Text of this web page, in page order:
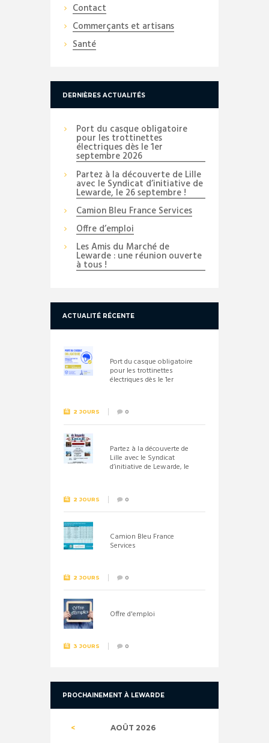
Contact
Commerçants et artisans
Santé
DERNIÈRES ACTUALITÉS
Port du casque obligatoire
pour les trottinettes
électriques dès le 1er
septembre 2026
Partez à la découverte de Lille
avec le Syndicat d’initiative de
Lewarde, le 26 septembre !
Camion Bleu France Services
Offre d’emploi
Les Amis du Marché de
Lewarde : une réunion ouverte
à tous !
ACTUALITÉ RÉCENTE
Port du casque obligatoire
pour les trottinettes
électriques dès le 1er
2 JOURS 0
Partez à la découverte de
Lille avec le Syndicat
d’initiative de Lewarde, le
2 JOURS 0
Camion Bleu France
Services
2 JOURS 0
Offre d'emploi
3 JOURS 0
PROCHAINEMENT À LEWARDE
AOÛT 2026